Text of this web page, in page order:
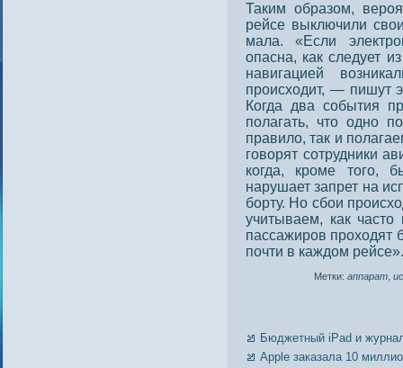
Таким образом,
рейсе выключили
мала. «Если
опасна, как следует
навигацией
происходит, — пишут
Когда два события
полагать, что одно
правило, так и
говорят сотрудники
когда, кроме того,
нарушает запрет на
борту. Но сбои
учитываем, как
пассажиров проходят
почти в каждом рейсе».
Метки: аппарат
Бюджетный iPad и
Apple заказала 10